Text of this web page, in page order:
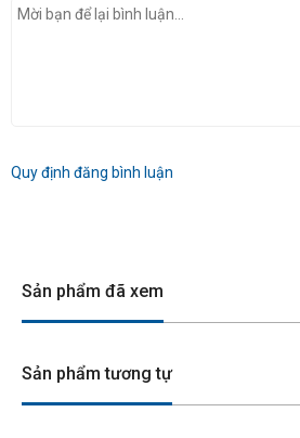
Quy định đăng bình luận
Sản phẩm đã xem
Sản phẩm tương tự